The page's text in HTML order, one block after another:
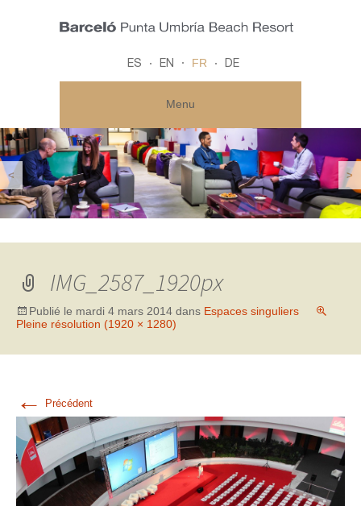
ES EN FR DE
Menu
< >
IMG_2587_1920px
Publié le mardi 4 mars 2014 dans Espaces singuliers
Pleine résolution (1920 × 1280)
← Précédent